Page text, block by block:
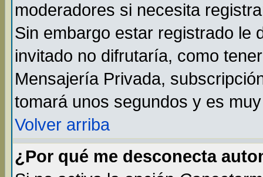
moderadores si necesita
Sin embargo estar registrado le
invitado no difrutaría, como
Mensajería Privada,
tomará unos segundos y es
Volver arriba
¿Por qué me desconecta